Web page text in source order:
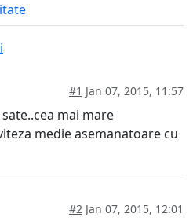
#1 Jan 07, 2015, 11:57
mai mare
medie asemanatoare cu
#2 Jan 07, 2015, 12:01